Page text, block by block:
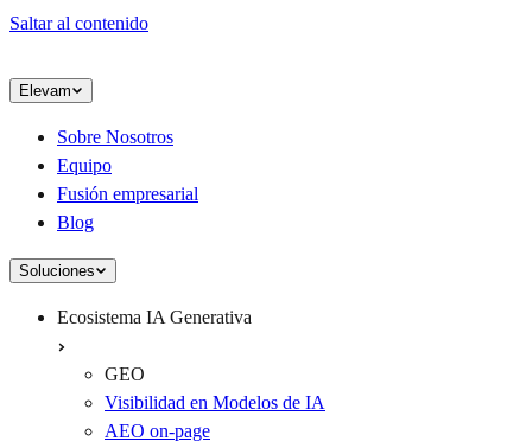
Saltar al contenido
Elevam
Sobre Nosotros
Equipo
Fusión empresarial
Blog
Soluciones
Ecosistema IA Generativa
GEO
Visibilidad en Modelos de IA
AEO on-page